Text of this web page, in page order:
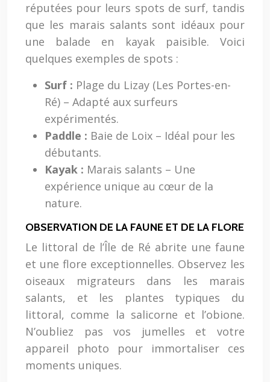
réputées pour leurs spots de surf, tandis
que les marais salants sont idéaux pour
une balade en kayak paisible. Voici
quelques exemples de spots :
Surf : Plage du Lizay (Les Portes-en-
Ré) – Adapté aux surfeurs
expérimentés.
Paddle : Baie de Loix – Idéal pour les
débutants.
Kayak : Marais salants – Une
expérience unique au cœur de la
nature.
OBSERVATION DE LA FAUNE ET DE LA FLORE
Le littoral de l’Île de Ré abrite une faune
et une flore exceptionnelles. Observez les
oiseaux migrateurs dans les marais
salants, et les plantes typiques du
littoral, comme la salicorne et l’obione.
N’oubliez pas vos jumelles et votre
appareil photo pour immortaliser ces
moments uniques.